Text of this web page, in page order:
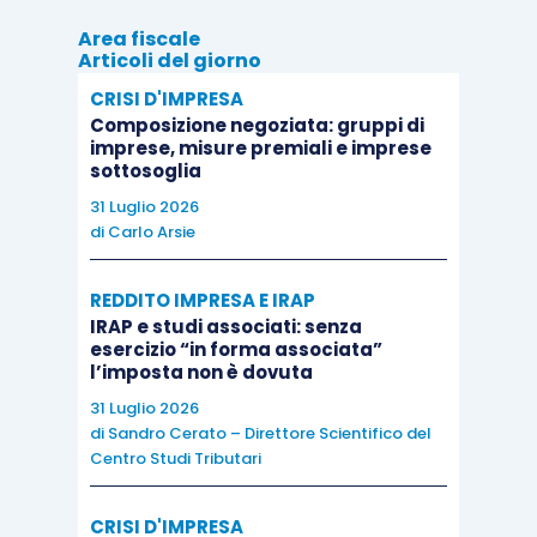
della fusa/incorporata
ritenuta almeno idonea ad eliminare gli aspetti
patologici e di dubbio fondamento giuridico della
fusione). Sono, poi, susseguiti altri
aggiustamenti normativi sino all’odierna
versione letterale
la conseguenza di una
grosse perplessità sull’effettiva portata
informativa del Patrimonio netto contabile
Quest’ultimo, pur costituendo un parametro di
confronto oggettivo di semplice uso, non
appariva nella condizione di rappresentare la
ricchezza posseduta dalla società, dal momento
che trascurava tutte le plusvalenze occulte e non
Area fiscale
Articoli del giorno
CRISI D'IMPRESA
Composizione negoziata: gruppi di
imprese, misure premiali e imprese
sottosoglia
31 Luglio 2026
di Carlo Arsie
REDDITO IMPRESA E IRAP
IRAP e studi associati: senza
esercizio “in forma associata”
l’imposta non è dovuta
31 Luglio 2026
di Sandro Cerato – Direttore Scientifico del
Centro Studi Tributari
CRISI D'IMPRESA